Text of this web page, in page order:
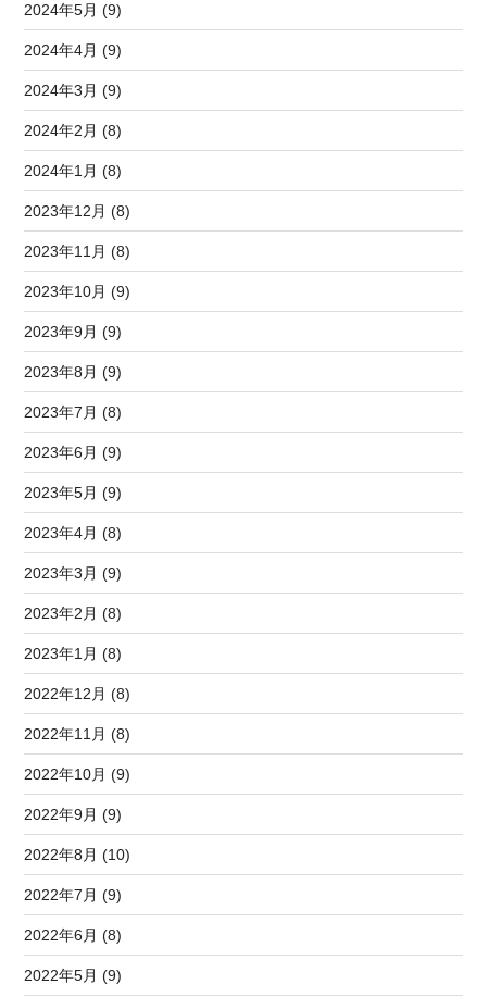
2024年5月 (9)
2024年4月 (9)
2024年3月 (9)
2024年2月 (8)
2024年1月 (8)
2023年12月 (8)
2023年11月 (8)
2023年10月 (9)
2023年9月 (9)
2023年8月 (9)
2023年7月 (8)
2023年6月 (9)
2023年5月 (9)
2023年4月 (8)
2023年3月 (9)
2023年2月 (8)
2023年1月 (8)
2022年12月 (8)
2022年11月 (8)
2022年10月 (9)
2022年9月 (9)
2022年8月 (10)
2022年7月 (9)
2022年6月 (8)
2022年5月 (9)